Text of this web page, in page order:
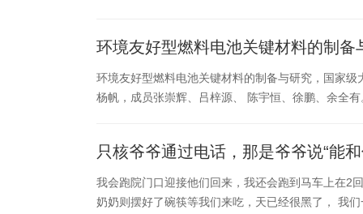
环境友好型燃料电池关键材料的制备
环境友好型燃料电池关键材料的制备与研究，国家
杨帆，成员张崇辉、吕梓源、 陈宇恒、徐鹏、余全
只核爷爷通过电话，那是爷爷说“能
我会跑院门口迎接他们回来，我还会跑到马车上在2
奶奶则摆好了碗筷等我们来吃，天已经很黑了， 我